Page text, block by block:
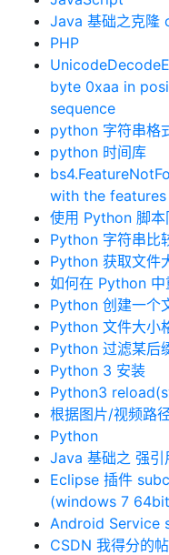
Java 基础之克隆
PHP
byte 0xaa in
sequence
python 字符串格
python 时间库
with the
使用 Python 脚
Python 字符串比
Python 获取文件
如何在 Python 中
Python 创建一个
Python 文件大小
Python 过滤某后
Python 3 安装
Python3
根据图片/视频路
Python
Java 基础之 强引
Eclipse 插件
(windows 7
Android Service
CSDN 我得分的